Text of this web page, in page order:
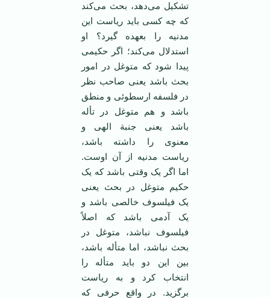
تشکیل می‌دهد، بحث می‌کند
که چه کسی باید ریاست این
مدنیه را بعهده گیرد؟ او
استدلال می‌کند؛ اگر حکیمی
پیدا شود که متوغل در امور
بحث باشد یعنی صاحب نظر
در فلسفه ارسطوئی و منطق
باشد و هم متوغل در تأله
باشد یعنی جنبة الهی و
معنوی را داشته باشد،
ریاست مدنیه از آن اوست.
اما اگر یک وقتی باشد که یک
حکیم متوغل در بحث یعنی
یک فیلسوف خالصی باشد و
یک آدمی باشد که اصلاً
فیلسوف نباشد، متوغل در
بحث نباشد، اما متأله باشد،
بین این دو باید متأله را
انتخاب کرد و به ریاست
برگزید. در واقع حرفی که